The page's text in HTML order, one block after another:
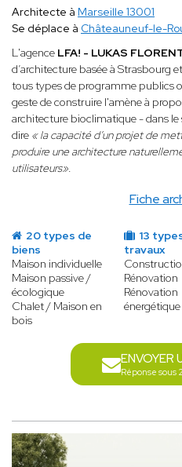
Fiche
Architecte à Marseille 13001
Se déplace à Châteauneuf-le-
L'agence LFA! - LUKAS
d’architecture basée à Strasbourg
tous types de programme publics
geste de construire l'amène à
architecture bioclimatique - dans le
dire « la capacité d’un projet de
produire une architecture
utilisateurs».
20 types de
biens
Maison individuelle
Maison passive /
écologique
Chalet / Maison en
bois
13
travaux
Rénovation
Rénovation
énergétique
ENVOYER
Réponse sous